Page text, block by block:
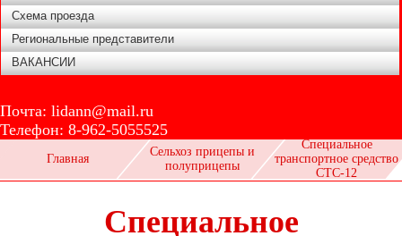
Схема проезда
Региональные представители
ВАКАНСИИ
Почта: lidann@mail.ru
Телефон: 8-962-5055525
Главная
Сельхоз прицепы и
полуприцепы
Специальное
транспортное средство
СТС-12
Специальное